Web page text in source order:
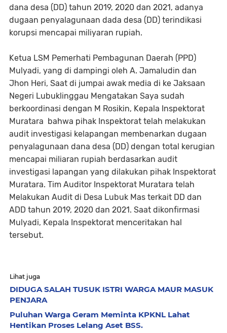
dana desa (DD) tahun 2019, 2020 dan 2021, adanya
dugaan penyalagunaan dada desa (DD) terindikasi
korupsi mencapai miliyaran rupiah.
Ketua LSM Pemerhati Pembagunan Daerah (PPD)
Mulyadi, yang di dampingi oleh A. Jamaludin dan
Jhon Heri, Saat di jumpai awak media di ke Jaksaan
Negeri Lubuklinggau Mengatakan Saya sudah
berkoordinasi dengan M Rosikin, Kepala Inspektorat
Muratara bahwa pihak Inspektorat telah melakukan
audit investigasi kelapangan membenarkan dugaan
penyalagunaan dana desa (DD) dengan total kerugian
mencapai miliaran rupiah berdasarkan audit
investigasi lapangan yang dilakukan pihak Inspektorat
Muratara. Tim Auditor Inspektorat Muratara telah
Melakukan Audit di Desa Lubuk Mas terkait DD dan
ADD tahun 2019, 2020 dan 2021. Saat dikonfirmasi
Mulyadi, Kepala Inspektorat menceritakan hal
tersebut.
Lihat juga
DIDUGA SALAH TUSUK ISTRI WARGA MAUR MASUK
PENJARA
Puluhan Warga Geram Meminta KPKNL Lahat
Hentikan Proses Lelang Aset BSS.